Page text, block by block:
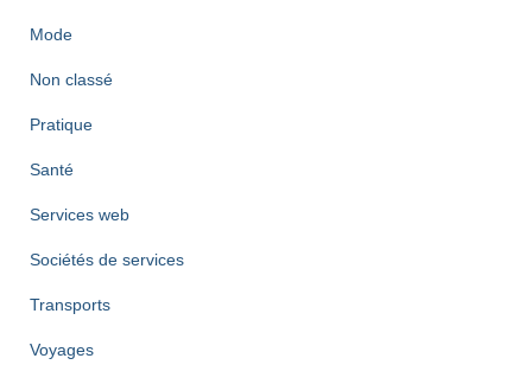
Mode
Non classé
Pratique
Santé
Services web
Sociétés de services
Transports
Voyages